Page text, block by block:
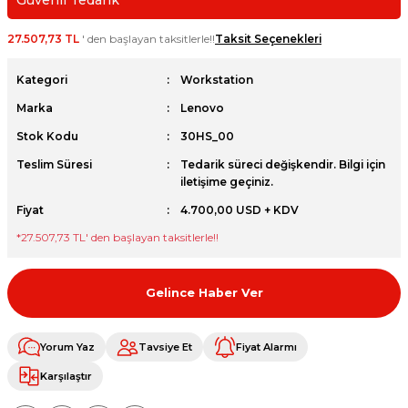
27.507,73 TL ' den başlayan taksitlerle!!Taksit Seçenekleri
Kategori Workstation
Marka Lenovo
Stok Kodu 30HS_00
Teslim Süresi
Tedarik süreci değişkendir. Bilgi için
iletişime geçiniz.
Fiyat
4.700,00 USD + KDV
*27.507,73 TL' den başlayan taksitlerle!!
Gelince Haber Ver
Yorum Yaz Tavsiye Et Fiyat Alarmı
Karşılaştır